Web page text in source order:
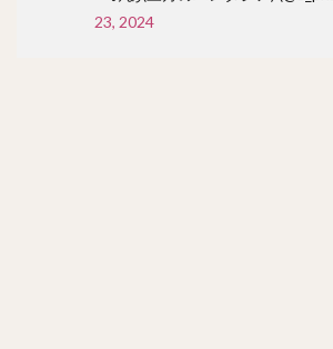
23, 2024